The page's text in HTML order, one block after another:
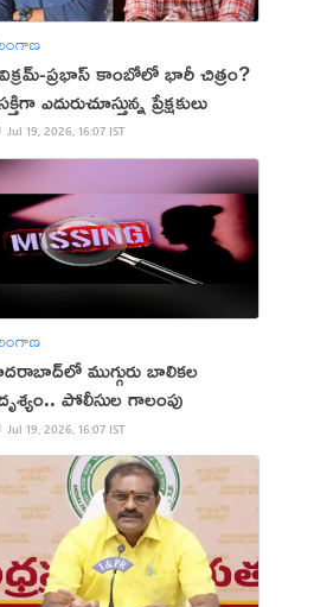
ప్రభాస్ కాంబోలో భారీ చిత్రం?
ఎదురుచూస్తున్న ప్రేక్షకులు
Jul 19, 2026, 16:07 IST
ముగ్గురు బాలికల
పోలీసుల గాలంపు
Jul 19, 2026, 16:07 IST